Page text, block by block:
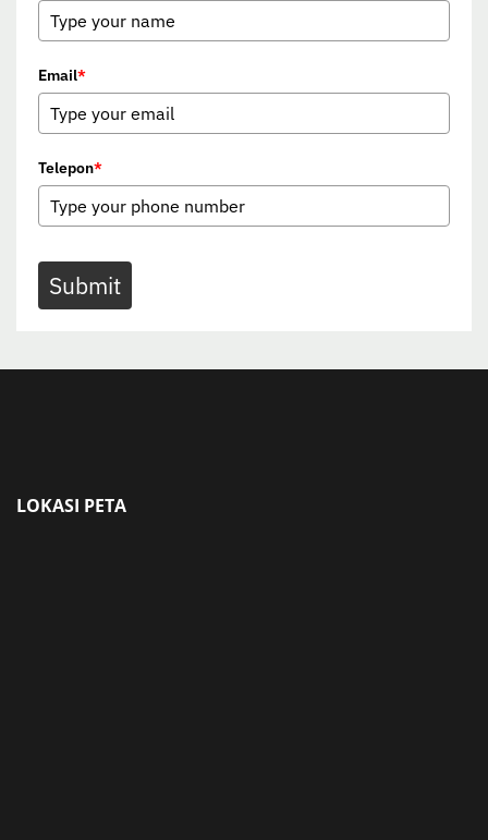
Email*
Telepon*
Submit
LOKASI PETA